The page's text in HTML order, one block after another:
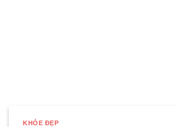
KHỎE ĐẸP